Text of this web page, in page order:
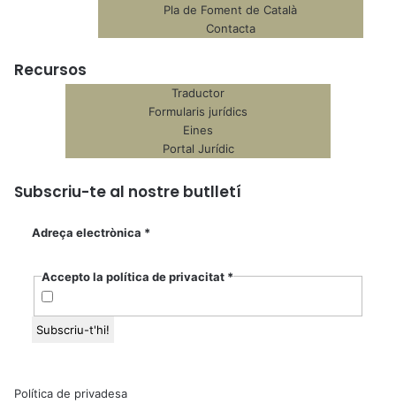
Pla de Foment de Català
Contacta
Recursos
Traductor
Formularis jurídics
Eines
Portal Jurídic
Subscriu-te al nostre butlletí
Adreça electrònica *
Accepto la política de privacitat *
Política de privadesa